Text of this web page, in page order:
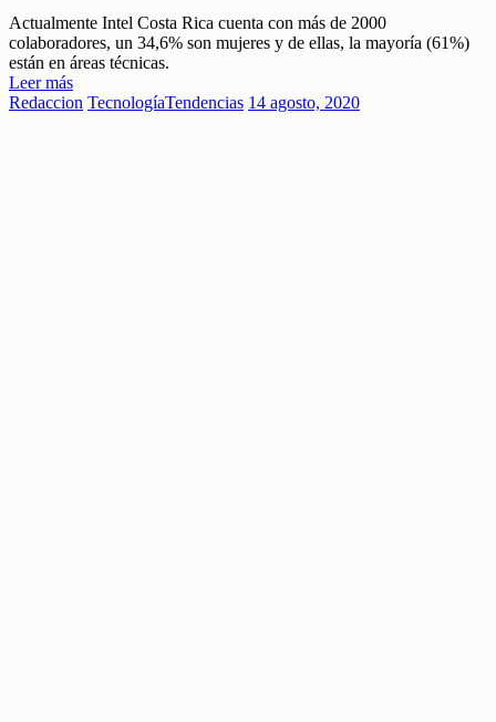
Actualmente Intel Costa Rica cuenta con más de 2000
colaboradores, un 34,6% son mujeres y de ellas, la mayoría (61%)
están en áreas técnicas.
Leer más
Redaccion TecnologíaTendencias 14 agosto, 2020